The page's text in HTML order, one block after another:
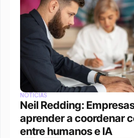
NOTÍCIAS
Neil Redding:
aprender a coordenar
entre humanos e IA